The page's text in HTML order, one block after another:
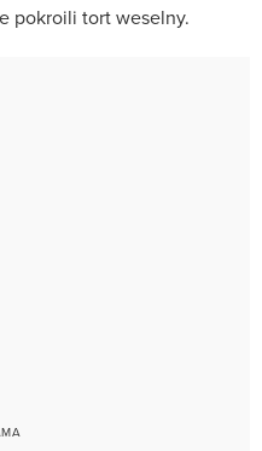
pokroili tort weselny.